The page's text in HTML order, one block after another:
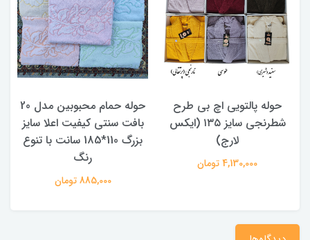
حوله پالتویی اچ بی طرح
شطرنجی سایز ۱۳۵ (ایکس
لارج)
4,130,000 تومان
حوله حمام محبوبین مدل 20
بافت سنتی کیفیت اعلا سایز
بزرگ 110*185 سانت با تنوع
رنگ
885,000 تومان